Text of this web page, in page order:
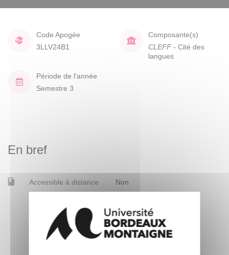
Code Apogée
3LLV24B1
Composante(s)
CLEFF - Cité des
langues
Période de l'année
Semestre 3
En bref
Accessible à distance Non